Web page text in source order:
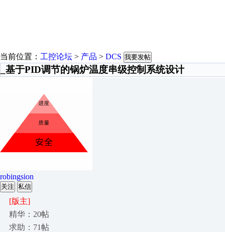
当前位置： 工控论坛 > 产品 > DCS 我要发帖
_基于PID调节的锅炉温度串级控制系统设计
robingsion
关注 私信
[版主]
精华：20帖
求助：71帖